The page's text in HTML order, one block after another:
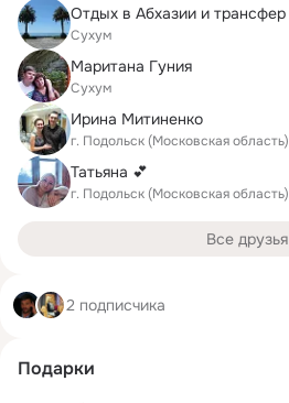
Отдых в Абхазии и трансфер
Сухум
Маритана Гуния
Сухум
Ирина Митиненко
г. Подольск (Московская область)
Татьяна 💕
г. Подольск (Московская область)
Все друзья
2 подписчика
Подарки